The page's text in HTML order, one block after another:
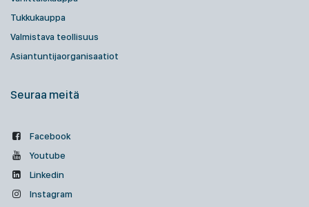
Tukkukauppa
Valmistava teollisuus
Asiantuntijaorganisaatiot
Seuraa meitä
Facebook
Youtube
Linkedin
Instagram